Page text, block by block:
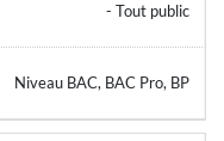
- Tout public
Niveau BAC, BAC Pro, BP